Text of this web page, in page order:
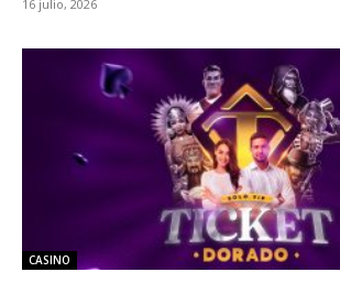
16 julio, 2026
CASINO